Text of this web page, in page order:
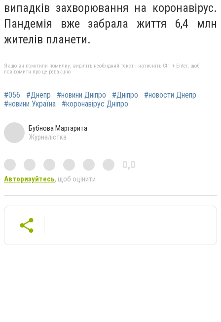
випадків захворювання на коронавірус.
Пандемія вже забрала життя 6,4 млн
жителів планети.
Якщо ви помітили помилку, виділіть необхідний текст і натисніть Ctrl + Enter, щоб
повідомити про це редакцію
#056 #Днепр #новини Дніпро #Дніпро
#новости Днепр
#новини Україна
#коронавірус Дніпро
Бубнова Маргарита
Журналістка
0,0
Авторизуйтесь, щоб оцінити